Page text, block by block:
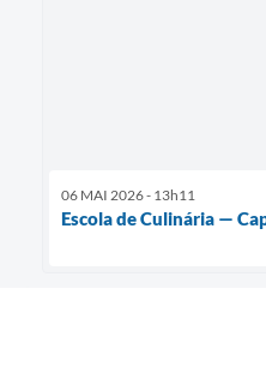
06 MAI 2026 - 13h11
Escola de Culinária —